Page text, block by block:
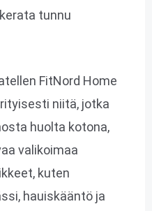
tunnu
FitNord Home
niitä, jotka
huolta kotona,
valikoimaa
kuten
hauiskääntö ja